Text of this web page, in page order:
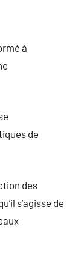
à
de
des
s’agisse de